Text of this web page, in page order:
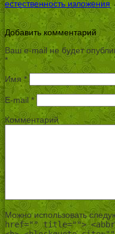
естественность изложения
Добавить комментарий
Ваш e-mail не будет
*
Имя*
E-mail*
Комментарий
Можно использовать
href="" title="">